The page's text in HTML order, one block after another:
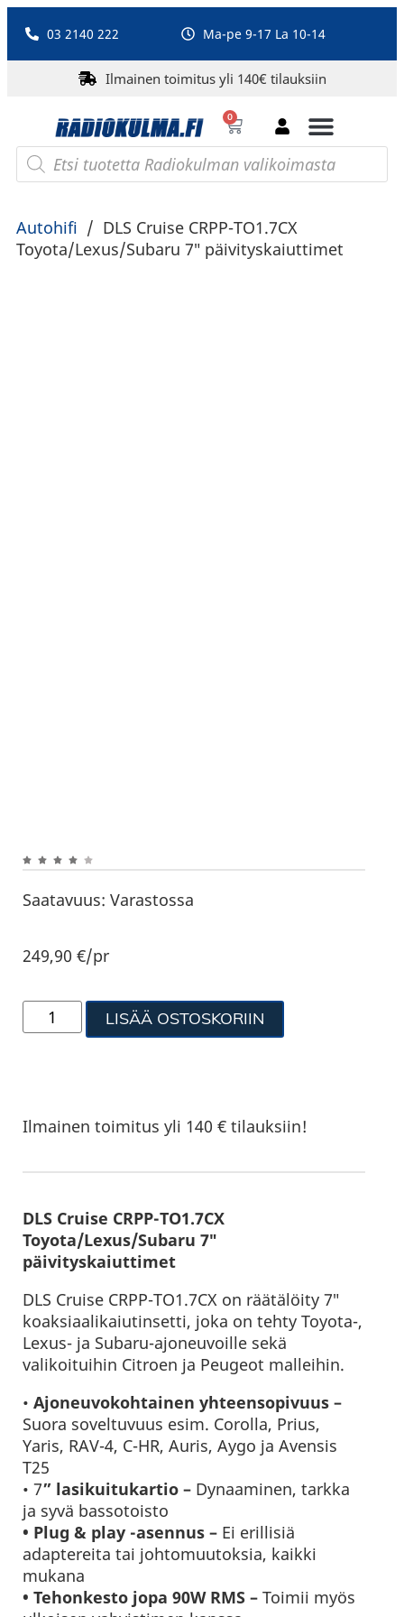
03 2140 222 Ma-pe 9-17 La 10-14
Ilmainen toimitus yli 140€ tilauksiin
0
Autohifi / DLS Cruise CRPP-TO1.7CX
Toyota/Lexus/Subaru 7″ päivityskaiuttimet
Saatavuus: Varastossa
249,90€/pr
LISÄÄ OSTOSKORIIN
Ilmainen toimitus yli 140 € tilauksiin!
DLS Cruise CRPP-TO1.7CX
Toyota/Lexus/Subaru 7″
päivityskaiuttimet
DLS Cruise CRPP-TO1.7CX on räätälöity 7″
koaksiaalikaiutinsetti, joka on tehty Toyota-,
Lexus- ja Subaru-ajoneuvoille sekä
valikoituihin Citroen ja Peugeot malleihin.
•Ajoneuvokohtainen yhteensopivuus –
Suora soveltuvuus esim. Corolla, Prius,
Yaris, RAV-4, C-HR, Auris, Aygo ja Avensis
T25
• 7” lasikuitukartio – Dynaaminen, tarkka
ja syvä bassotoisto
• Plug & play -asennus – Ei erillisiä
adaptereita tai johtomuutoksia, kaikki
mukana
• Tehonkesto jopa 90W RMS – Toimii myös